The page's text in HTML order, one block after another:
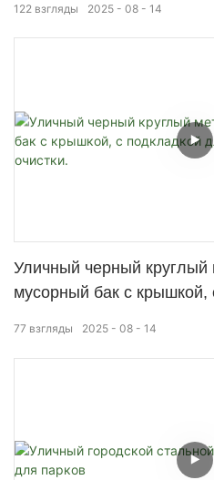
2025 08 14
122 взгляды
Уличный черный круглый
мусорный бак с крышкой,
2025 08 14
77 взгляды